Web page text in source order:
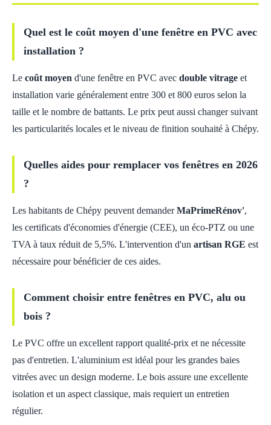
Quel est le coût moyen d'une fenêtre en PVC avec
installation ?
Le coût moyen d'une fenêtre en PVC avec double vitrage et
installation varie généralement entre 300 et 800 euros selon la
taille et le nombre de battants. Le prix peut aussi changer suivant
les particularités locales et le niveau de finition souhaité à Chépy.
Quelles aides pour remplacer vos fenêtres en 2026
?
Les habitants de Chépy peuvent demanderMaPrimeRénov',
les certificats d'économies d'énergie (CEE), un éco-PTZ ou une
TVA à taux réduit de 5,5%. L'intervention d'un artisan RGE est
nécessaire pour bénéficier de ces aides.
Comment choisir entre fenêtres en PVC, alu ou
bois ?
Le PVC offre un excellent rapport qualité-prix et ne nécessite
pas d'entretien. L'aluminium est idéal pour les grandes baies
vitrées avec un design moderne. Le bois assure une excellente
isolation et un aspect classique, mais requiert un entretien
régulier.